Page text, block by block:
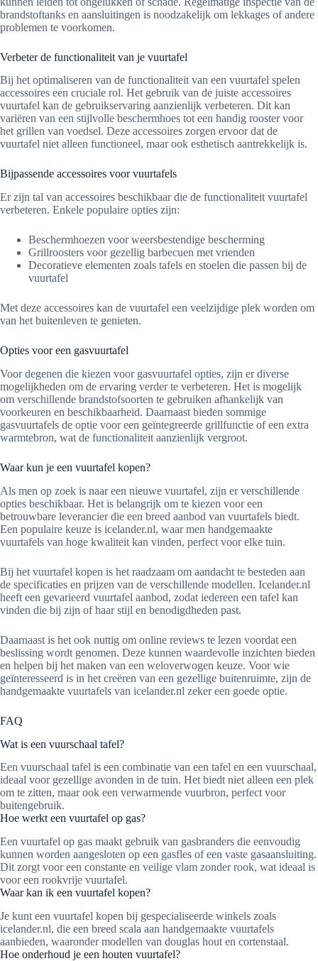
brandstoftanks en aansluitingen is noodzakelijk om lekkages of andere
problemen te voorkomen.
Verbeter de functionaliteit van je vuurtafel
Bij het optimaliseren van de functionaliteit van een vuurtafel spelen
accessoires een cruciale rol. Het gebruik van de juiste accessoires
vuurtafel kan de gebruikservaring aanzienlijk verbeteren. Dit kan
variëren van een stijlvolle beschermhoes tot een handig rooster voor
het grillen van voedsel. Deze accessoires zorgen ervoor dat de
vuurtafel niet alleen functioneel, maar ook esthetisch aantrekkelijk is.
Bijpassende accessoires voor vuurtafels
Er zijn tal van accessoires beschikbaar die de functionaliteit vuurtafel
verbeteren. Enkele populaire opties zijn:
Beschermhoezen voor weersbestendige bescherming
Grillroosters voor gezellig barbecuen met vrienden
Decoratieve elementen zoals tafels en stoelen die passen bij de
vuurtafel
Met deze accessoires kan de vuurtafel een veelzijdige plek worden om
van het buitenleven te genieten.
Opties voor een gasvuurtafel
Voor degenen die kiezen voor gasvuurtafel opties, zijn er diverse
mogelijkheden om de ervaring verder te verbeteren. Het is mogelijk
om verschillende brandstofsoorten te gebruiken afhankelijk van
voorkeuren en beschikbaarheid. Daarnaast bieden sommige
gasvuurtafels de optie voor een geïntegreerde grillfunctie of een extra
warmtebron, wat de functionaliteit aanzienlijk vergroot.
Waar kun je een vuurtafel kopen?
Als men op zoek is naar een nieuwe vuurtafel, zijn er verschillende
opties beschikbaar. Het is belangrijk om te kiezen voor een
betrouwbare leverancier die een breed aanbod van vuurtafels biedt.
Een populaire keuze is icelander.nl, waar men handgemaakte
vuurtafels van hoge kwaliteit kan vinden, perfect voor elke tuin.
Bij het vuurtafel kopen is het raadzaam om aandacht te besteden aan
de specificaties en prijzen van de verschillende modellen. Icelander.nl
heeft een gevarieerd vuurtafel aanbod, zodat iedereen een tafel kan
vinden die bij zijn of haar stijl en benodigdheden past.
Daarnaast is het ook nuttig om online reviews te lezen voordat een
beslissing wordt genomen. Deze kunnen waardevolle inzichten bieden
en helpen bij het maken van een weloverwogen keuze. Voor wie
geïnteresseerd is in het creëren van een gezellige buitenruimte, zijn de
handgemaakte vuurtafels van icelander.nl zeker een goede optie.
FAQ
Wat is een vuurschaal tafel?
Een vuurschaal tafel is een combinatie van een tafel en een vuurschaal,
ideaal voor gezellige avonden in de tuin. Het biedt niet alleen een plek
om te zitten, maar ook een verwarmende vuurbron, perfect voor
buitengebruik.
Hoe werkt een vuurtafel op gas?
Een vuurtafel op gas maakt gebruik van gasbranders die eenvoudig
kunnen worden aangesloten op een gasfles of een vaste gasaansluiting.
Dit zorgt voor een constante en veilige vlam zonder rook, wat ideaal is
voor een rookvrije vuurtafel.
Waar kan ik een vuurtafel kopen?
Je kunt een vuurtafel kopen bij gespecialiseerde winkels zoals
icelander.nl, die een breed scala aan handgemaakte vuurtafels
aanbieden, waaronder modellen van douglas hout en cortenstaal.
Hoe onderhoud je een houten vuurtafel?